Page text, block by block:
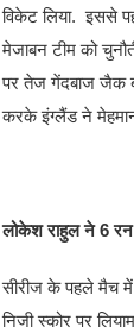
विकेट लिया. इससे
मेजाबन टीम को
पर तेज गेंदबाज जैक
करके इंग्लैंड ने
लोकेश राहुल ने 6 रन
सीरीज के पहले मैच में
निजी स्कोर पर